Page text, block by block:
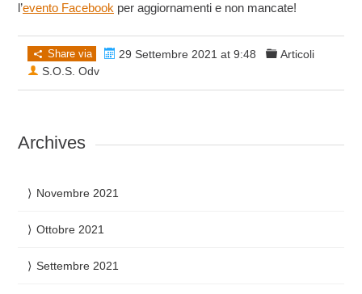
l’evento Facebook per aggiornamenti e non mancate!
Share via 29 Settembre 2021 at 9:48
Articoli
S.O.S. Odv
Archives
Novembre 2021
Ottobre 2021
Settembre 2021